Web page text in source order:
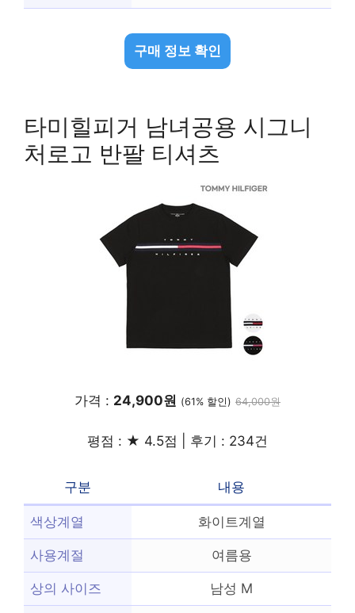
구매 정보 확인
타미힐피거 남녀공용 시그니
처로고 반팔 티셔츠
가격 : 24,900원 (61% 할인) 64,000원
평점 : ★ 4.5점 | 후기 : 234건
구분 내용
색상계열 화이트계열
사용계절 여름용
상의 사이즈 남성 M